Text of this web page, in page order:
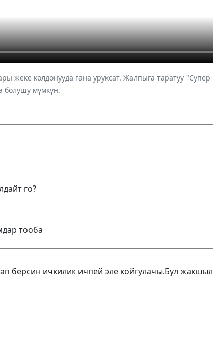
жеке колдонууда гана уруксат. Жалпыга таратуу
болушу мүмкүн.
го?
тооба
берсин ичкилик ичпей эле койгулачы.Бул